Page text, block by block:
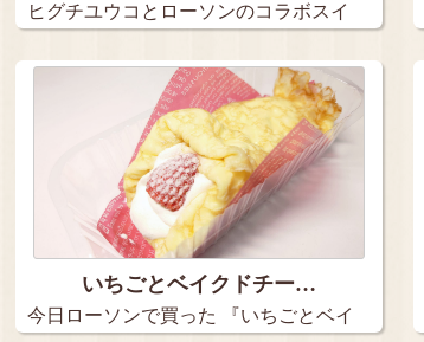
ヒグチユウコとローソンのコラボスイ
いちごとベイクドチー…
今日ローソンで買った 『いちごとベイ